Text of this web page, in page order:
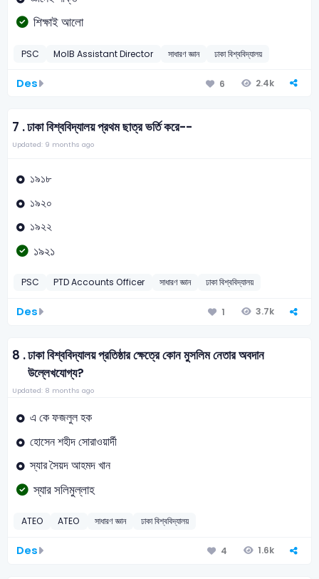
শিক্ষাই আলো
PSC MoIB Assistant Director সাধারণ জ্ঞান ঢাকা বিশ্ববিদ্যালয়
Des 6 2.4k
7 .ঢাকা বিশ্ববিদ্যালয় প্রথম ছাত্র ভর্তি করে--
Updated: 9 months ago
১৯১৮
১৯২০
১৯২২
১৯২১
PSC PTD Accounts Officer সাধারণ জ্ঞান ঢাকা বিশ্ববিদ্যালয়
Des 1 3.7k
8 .ঢাকা বিশ্ববিদ্যালয় প্রতিষ্ঠার ক্ষেত্রে কোন মুসলিম নেতার অবদান
উল্লেখযোগ্য?
Updated: 8 months ago
এ কে ফজলুল হক
হোসেন শহীদ সোরাওয়ার্দী
স্যার সৈয়দ আহমদ খান
স্যার সলিমুল্লাহ
ATEO ATEO সাধারণ জ্ঞান ঢাকা বিশ্ববিদ্যালয়
Des 4 1.6k